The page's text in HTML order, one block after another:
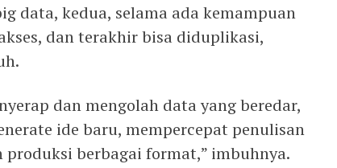
data, kedua, selama ada kemampuan
dan terakhir bisa diduplikasi,
dan mengolah data yang beredar,
ide baru, mempercepat penulisan
berbagai format,” imbuhnya.